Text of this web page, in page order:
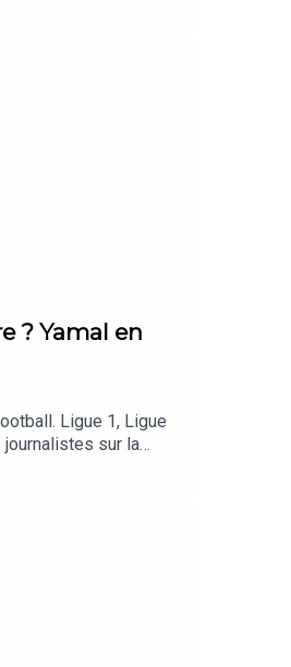
? Yamal en
Ligue 1, Ligue
sur la